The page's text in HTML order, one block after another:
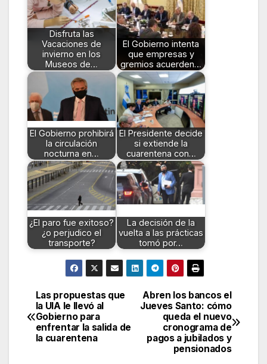
Disfruta las
Vacaciones de
invierno en los
Museos de…
El Gobierno intenta
que empresas y
gremios acuerden…
El Gobierno prohibirá
la circulación
nocturna en…
El Presidente decide
si extiende la
cuarentena con…
¿El paro fue exitoso?
¿o perjudico el
transporte?
La decisión de la
vuelta a las prácticas
tomó por…
Navegación
de
Abren los bancos el
Jueves Santo: cómo
queda el nuevo
cronograma de
pagos a jubilados y
pensionados
Las propuestas que
la UIA le llevó al
Gobierno para
enfrentar la salida de
la cuarentena